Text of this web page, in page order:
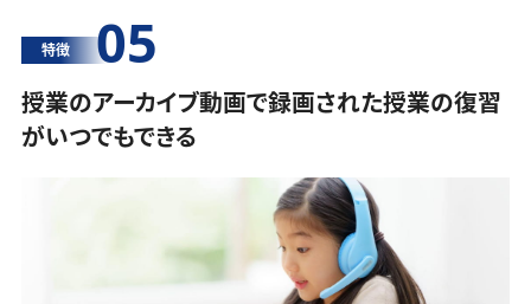
特徴 05
授業のアーカイブ動画で録画された授業の復習
がいつでもできる